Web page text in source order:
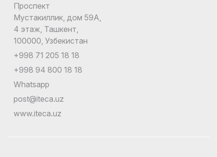
Проспект
Мустакиллик, дом 59А,
4 этаж, Ташкент,
100000, Узбекистан
+998 71 205 18 18
+998 94 800 18 18
Whatsapp
post@iteca.uz
www.iteca.uz